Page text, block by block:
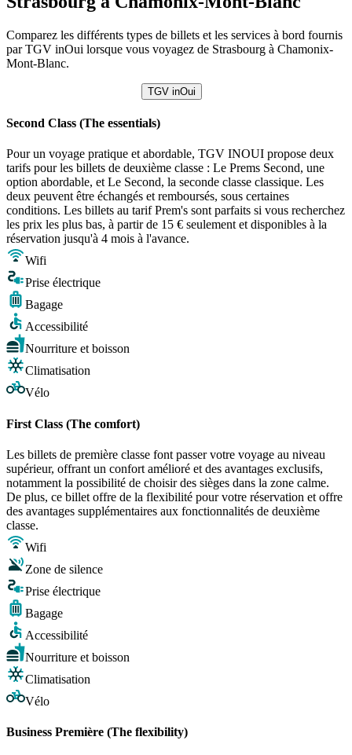
Comparez les différents types de billets et les services à bord fournis
par TGV inOui lorsque vous voyagez de Strasbourg à Chamonix-
Mont-Blanc.
TGV inOui
Second Class (The essentials)
Pour un voyage pratique et abordable, TGV INOUI propose deux
tarifs pour les billets de deuxième classe : Le Prems Second, une
option abordable, et Le Second, la seconde classe classique. Les
deux peuvent être échangés et remboursés, sous certaines
conditions. Les billets au tarif Prem's sont parfaits si vous recherchez
les prix les plus bas, à partir de 15 € seulement et disponibles à la
réservation jusqu'à 4 mois à l'avance.
Wifi
Prise électrique
Bagage
Accessibilité
Nourriture et boisson
Climatisation
Vélo
First Class (The comfort)
Les billets de première classe font passer votre voyage au niveau
supérieur, offrant un confort amélioré et des avantages exclusifs,
notamment la possibilité de choisir des sièges dans la zone calme.
De plus, ce billet offre de la flexibilité pour votre réservation et offre
des avantages supplémentaires aux fonctionnalités de deuxième
classe.
Wifi
Zone de silence
Prise électrique
Bagage
Accessibilité
Nourriture et boisson
Climatisation
Vélo
Business Première (The flexibility)